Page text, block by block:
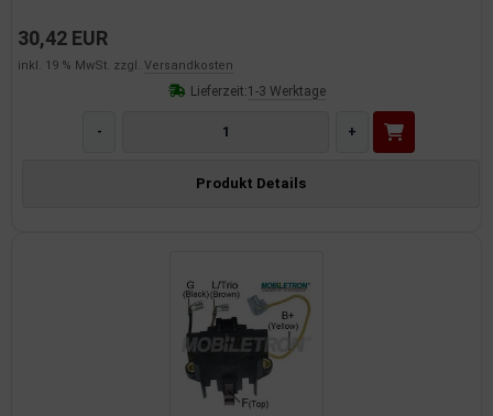
30,42 EUR
inkl. 19 % MwSt. zzgl. Versandkosten
Lieferzeit:1-3 Werktage
- +
Produkt Details